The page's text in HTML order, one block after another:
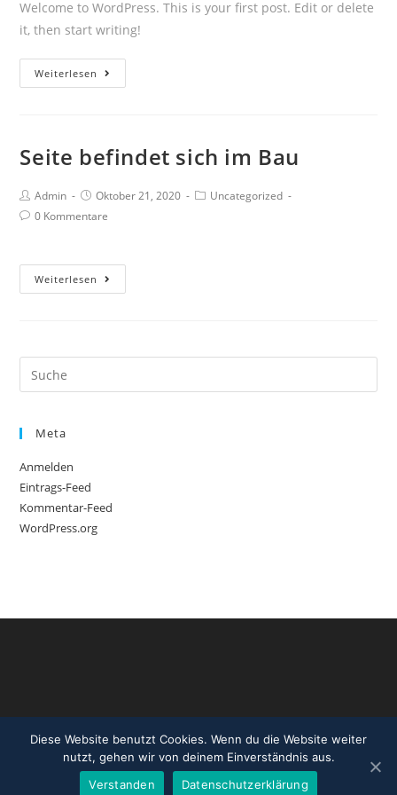
Welcome to WordPress. This is your first post. Edit or delete
it, then start writing!
Weiterlesen
world!
Seite befindet sich im Bau
Beitrags-
Autor:
Admin
Beitrag
veröffentlicht:
Oktober 21, 2020
Beitrags-
Uncategorized
Beitrags-
0 Kommentare
Weiterlesen
befindet
Bau
Suche
nach:
Meta
Anmelden
Eintrags-Feed
Kommentar-Feed
WordPress.org
Diese Website benutzt Cookies. Wenn du die Website weiter
nutzt, gehen wir von deinem Einverständnis aus.
Verstanden
Datenschutzerklärung